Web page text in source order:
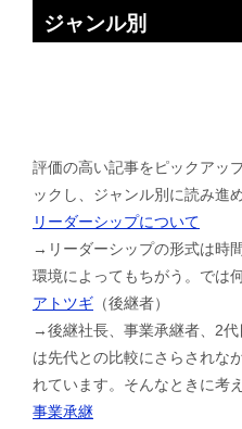
ジャンル別
評価の高い記事をピックアッ
ックし、ジャンル別に読み進
リーダーシップについて
→リーダーシップの形式は時
環境によってもちがう。では
アトツギ （後継者）
→後継社長、事業承継者、2
は先代との比較にさらされな
れています。そんなときに考
事業承継